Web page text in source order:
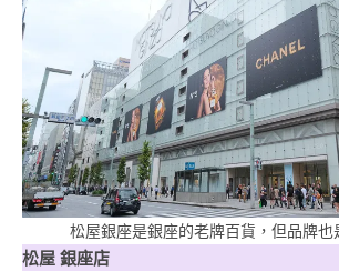
松屋銀座是銀座的老牌百貨，但品牌也
松屋 銀座店